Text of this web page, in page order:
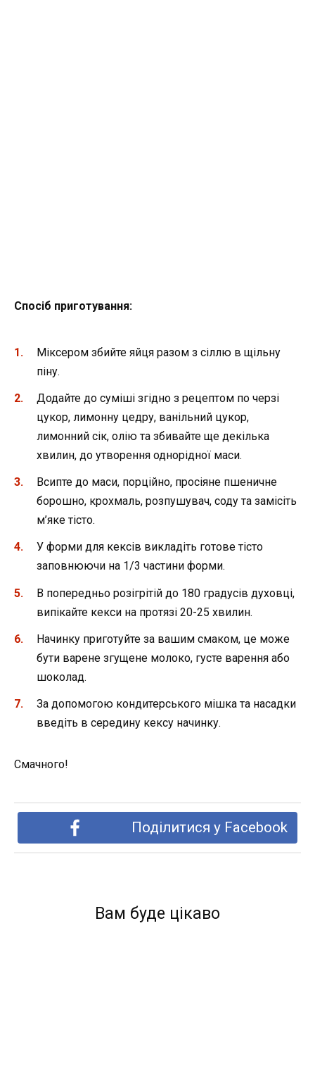
Спосіб приготування:
Міксером збийте яйця разом з сіллю в щільну
піну.
Додайте до суміші згідно з рецептом по черзі
цукор, лимонну цедру, ванільний цукор,
лимонний сік, олію та збивайте ще декілька
хвилин, до утворення однорідної маси.
Всипте до маси, порційно, просіяне пшеничне
борошно, крохмаль, розпушувач, соду та замісіть
м’яке тісто.
У форми для кексів викладіть готове тісто
заповнюючи на 1/3 частини форми.
В попередньо розігрітій до 180 градусів духовці,
випікайте кекси на протязі 20-25 хвилин.
Начинку приготуйте за вашим смаком, це може
бути варене згущене молоко, густе варення або
шоколад.
За допомогою кондитерського мішка та насадки
введіть в середину кексу начинку.
Смачного!
Поділитися у Facebook
Вам буде цікаво